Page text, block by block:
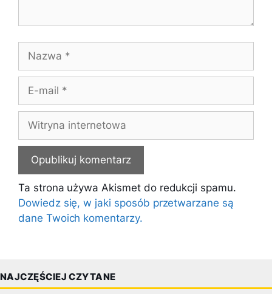
mail
internetowa
Ta strona używa Akismet do redukcji spamu.
Dowiedz się, w jaki sposób przetwarzane są
dane Twoich komentarzy.
NAJCZĘŚCIEJ CZYTANE